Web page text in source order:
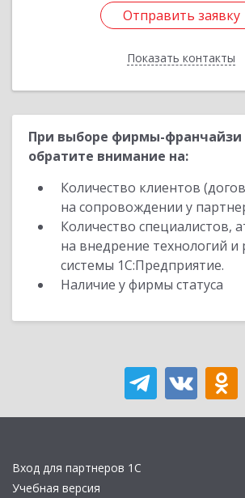
Отправить заявку
Показать контакты
Отправить заявку
Назад
При выборе фирмы-франчайзи
обратите внимание на:
Количество клиентов
на сопровождении у
Количество специалистов,
на внедрение технологий
системы 1С:Предприятие.
Наличие у фирмы статуса
Вход для партнеров 1С
Учебная версия